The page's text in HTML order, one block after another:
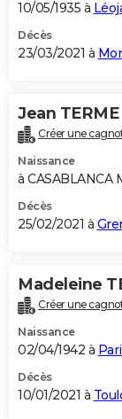
10/05/1935 à
Décès
23/03/2021 à
Jean TERME
Créer une
Naissance
à CASABLANCA
Décès
25/02/2021 à
Madeleine
Créer une
Naissance
02/04/1942 à
Décès
10/01/2021 à